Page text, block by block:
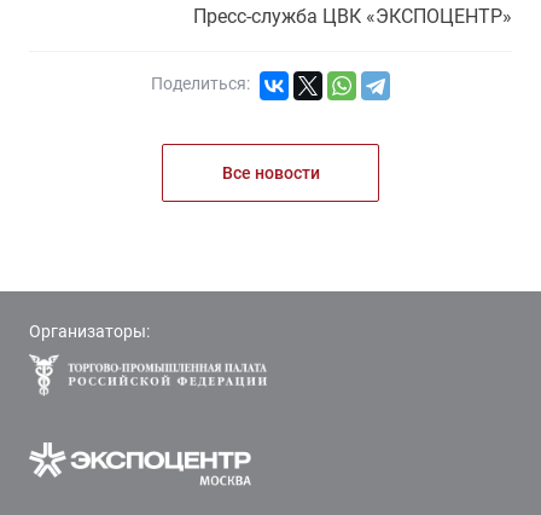
Пресс-служба ЦВК «ЭКСПОЦЕНТР»
Поделиться:
Все новости
Организаторы: